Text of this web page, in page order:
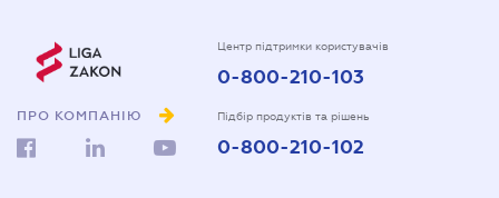
ПРО КОМПАНІЮ
Центр підтримки користувачів
0-800-210-103
Підбір продуктів та рішень
0-800-210-102